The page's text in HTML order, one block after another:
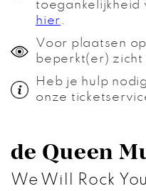
toegankelijkheid
hier
Voor plaatsen
beperkt(er) zicht
Heb je hulp
onze
de Queen
We Will Rock You